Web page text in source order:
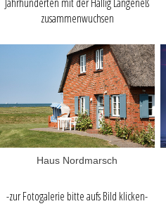
zusammenwuchsen
Haus Nordmarsch
-zur Fotogalerie bitte aufs Bild klicken-